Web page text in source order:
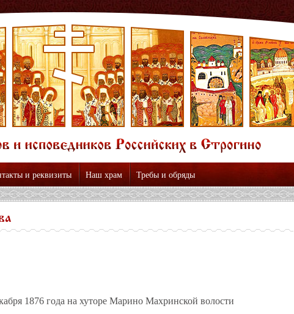
и реквизиты Наш храм Требы и обряды
1876 года на хуторе Марино Махринской волости